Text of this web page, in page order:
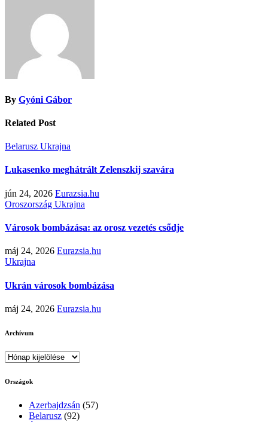
By Gyóni Gábor
Related Post
Belarusz Ukrajna
Lukasenko meghátrált Zelenszkij szavára
jún 24, 2026 Eurazsia.hu
Oroszország Ukrajna
Városok bombázása: az orosz vezetés csődje
máj 24, 2026 Eurazsia.hu
Ukrajna
Ukrán városok bombázása
máj 24, 2026 Eurazsia.hu
Archívum
Archívum
Országok
Azerbajdzsán (57)
Belarusz (92)